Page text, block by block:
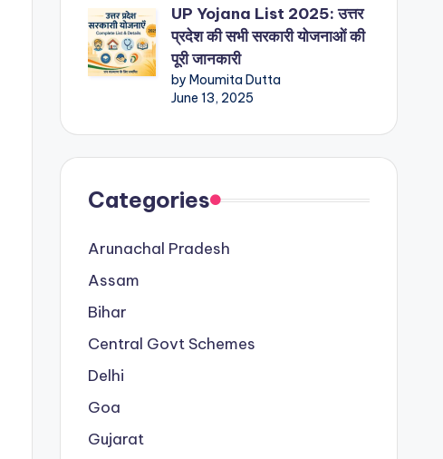
UP Yojana List 2025: उत्तर
प्रदेश की सभी सरकारी योजनाओं की
पूरी जानकारी
by Moumita Dutta
June 13, 2025
Categories
Arunachal Pradesh
Assam
Bihar
Central Govt Schemes
Delhi
Goa
Gujarat